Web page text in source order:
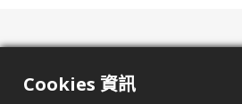
葉輪、渦輪葉片、精
Cookies 資訊